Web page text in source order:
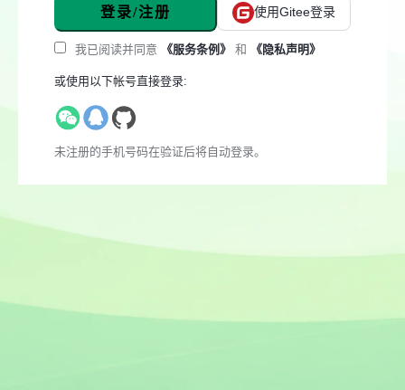
登录/注册 使用Gitee登录
我已阅读并同意 《服务条例》 和 《隐私声明》
或使用以下帐号直接登录:
未注册的手机号码在验证后将自动登录。